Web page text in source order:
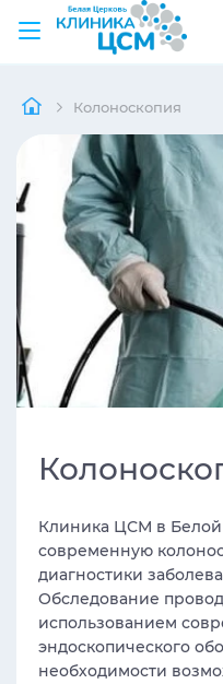
Колоноскопия
Клиника ЦСМ в Белой
современную
диагностики
Обследование
использованием
эндоскопического
необходимости